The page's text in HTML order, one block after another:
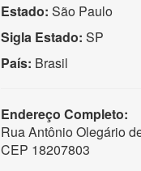
Estado: São Paulo
Sigla Estado: SP
País: Brasil
Endereço Completo:
Rua Antônio Olegário
CEP 18207803